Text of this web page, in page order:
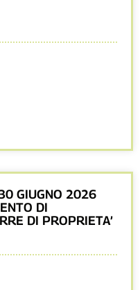
GIUGNO 2026
DI
DI PROPRIETA’